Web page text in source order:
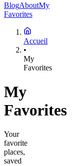
BlogAboutMy
Favorites
Accueil
•
My
Favorites
My
Favorites
Your
favorite
places,
saved